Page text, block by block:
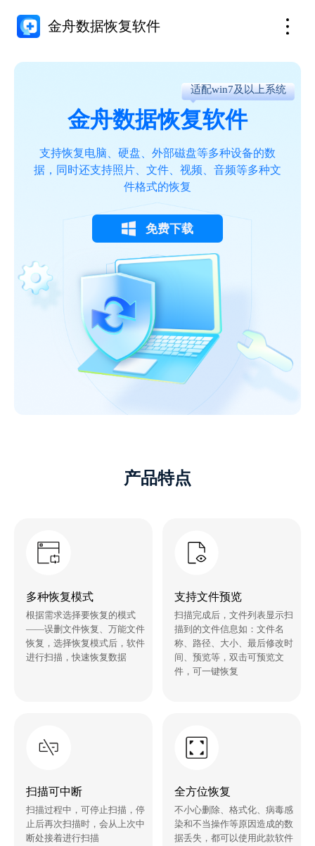
金舟数据恢复软件
金舟数据恢复软件
适配win7及以上系统
支持恢复电脑、硬盘、外部磁盘等多种设备的数
据，同时还支持照片、文件、视频、音频等多种文
件格式的恢复
免费下载
产品特点
多种恢复模式
根据需求选择要恢复的模式
——误删文件恢复、万能文件
恢复，选择恢复模式后，软件
进行扫描，快速恢复数据
支持文件预览
扫描完成后，文件列表显示扫
描到的文件信息如：文件名
称、路径、大小、最后修改时
间、预览等，双击可预览文
件，可一键恢复
扫描可中断
扫描过程中，可停止扫描，停
止后再次扫描时，会从上次中
断处接着进行扫描
全方位恢复
不小心删除、格式化、病毒感
染和不当操作等原因造成的数
据丢失，都可以使用此款软件